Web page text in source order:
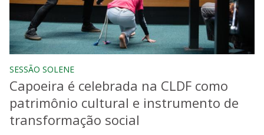
SESSÃO SOLENE
Capoeira é celebrada na CLDF como
patrimônio cultural e instrumento de
transformação social